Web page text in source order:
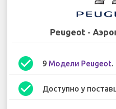
Peugeot -
check_circle 9 Модели Peugeot.
check_circle Доступно у